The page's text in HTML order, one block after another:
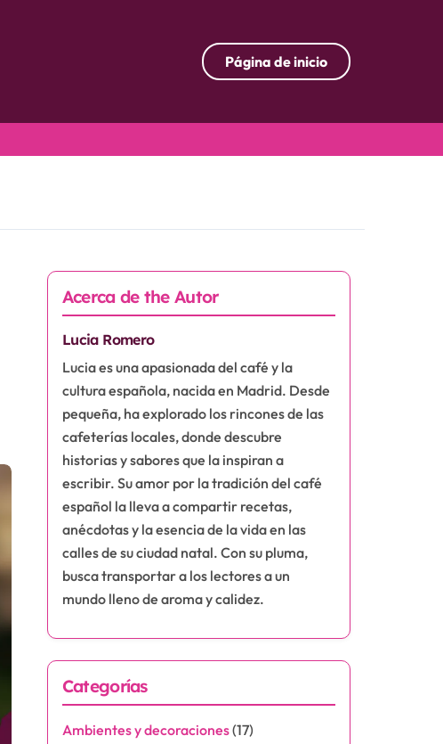
Página de inicio
Acerca de the Autor
Lucia Romero
Lucia es una apasionada del café y la
cultura española, nacida en Madrid. Desde
pequeña, ha explorado los rincones de las
cafeterías locales, donde descubre
historias y sabores que la inspiran a
escribir. Su amor por la tradición del café
español la lleva a compartir recetas,
anécdotas y la esencia de la vida en las
calles de su ciudad natal. Con su pluma,
busca transportar a los lectores a un
mundo lleno de aroma y calidez.
Categorías
Ambientes y decoraciones(17)